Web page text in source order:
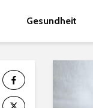
Gesundheit